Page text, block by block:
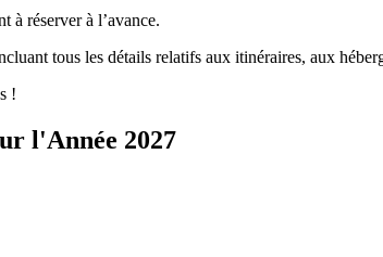
à réserver à l’avance.
tous les détails relatifs aux itinéraires, aux
!
l'Année 2027